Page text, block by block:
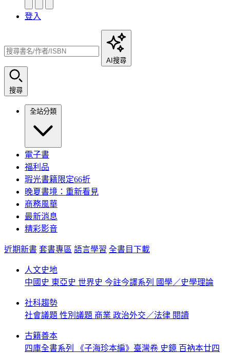
登入
AI搜尋
搜尋
全站分類
電子書
福利品
瑕光書籍限定66折
晚夏書境：重新看見
商務風華
最新消息
精彩影音
近期新書 套書專區 語言學習 全書目下載
人文史地
中國史 東亞史 世界史 今註今譯系列 國學／史學理論
社科趨勢
社會議題 性別議題 商業 政治外交／法律 閱讀
古籍善本
四庫全書系列
《子海珍本編》臺灣卷 史鏡 百衲本廿四